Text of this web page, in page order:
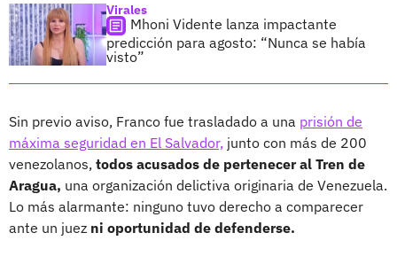
Virales
Mhoni Vidente lanza impactante
predicción para agosto: “Nunca se había
visto”
Sin previo aviso, Franco fue trasladado a una prisión de
máxima seguridad en El Salvador, junto con más de 200
venezolanos, todos acusados de pertenecer al Tren de
Aragua, una organización delictiva originaria de Venezuela.
Lo más alarmante: ninguno tuvo derecho a comparecer
ante un juez ni oportunidad de defenderse.